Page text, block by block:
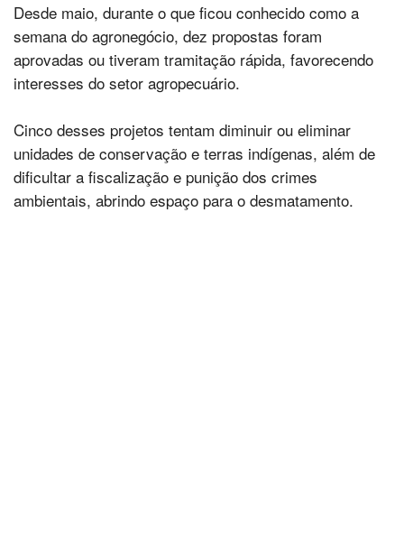
Desde maio, durante o que ficou conhecido como a
semana do agronegócio, dez propostas foram
aprovadas ou tiveram tramitação rápida, favorecendo
interesses do setor agropecuário.
Cinco desses projetos tentam diminuir ou eliminar
unidades de conservação e terras indígenas, além de
dificultar a fiscalização e punição dos crimes
ambientais, abrindo espaço para o desmatamento.